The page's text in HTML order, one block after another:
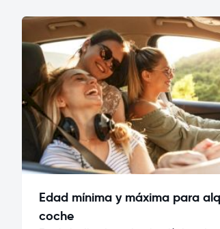
Edad mínima y máxima para
coche